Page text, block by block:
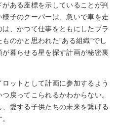
ある座標を示していることが判
子のクーパーは、急いで車を走
、かつて仕事をともにしたブラ
のかと思われた”ある組織”でし
暮らせる星を探す計画が秘密裏
ットとして計画に参加するよう
戻ってこられるかわからない。
愛する子供たちの未来を繋げる